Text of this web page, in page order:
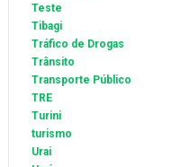
Teste
Tibagi
Tráfico de Drogas
Trânsito
Transporte Público
TRE
Turini
turismo
Urai